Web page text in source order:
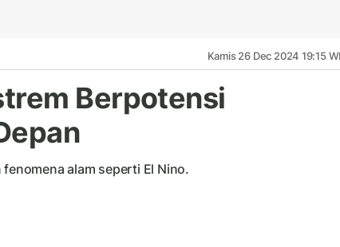
Kamis 26 Dec 2024 19:15
Berpotensi
alam seperti El Nino.